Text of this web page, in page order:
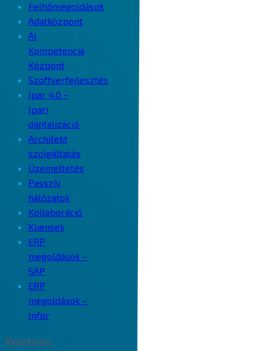
Felhőmegoldások
Adatközpont
AI
Kompetencia
Központ
Szoftverfejlesztés
Ipar 4.0 –
Ipari
digitalizáció
Architekt
szolgáltatás
Üzemeltetés
Passzív
hálózatok
Kollaboráció
Kliensek
ERP
megoldások –
SAP
ERP
megoldások –
Infor
Kontron